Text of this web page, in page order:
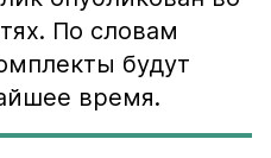
По словам
будут
время.